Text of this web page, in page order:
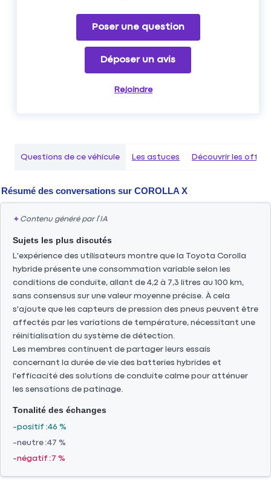
Poser une question
Déposer un avis
Rejoindre
Questions de ce véhicule Les astuces Découvrir les
Résumé des conversations sur COROLLA X
✦ Contenu généré par l’IA
Sujets les plus discutés
L'expérience des utilisateurs montre que la Toyota Corolla
hybride présente une consommation variable selon les
conditions de conduite, allant de 4,2 à 7,3 litres au 100 km,
sans consensus sur une valeur moyenne précise. À cela
s'ajoute que les capteurs de pression des pneus peuvent être
affectés par les variations de température, nécessitant une
réinitialisation du système de détection.
Les membres continuent de partager leurs essais
concernant la durée de vie des batteries hybrides et
l'efficacité des solutions de conduite calme pour atténuer
les sensations de patinage.
Tonalité des échanges
positif 46 %
neutre 47 %
négatif 7 %